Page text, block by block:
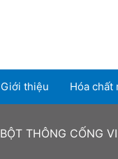
Giới thiệu Hóa chất
BỘT THÔNG CỐNG